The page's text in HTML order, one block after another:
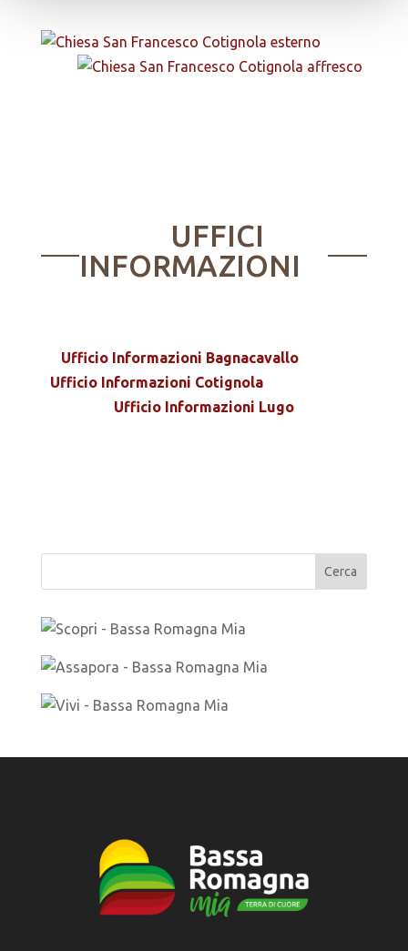
UFFICI
INFORMAZIONI
Ufficio Informazioni Bagnacavallo
Ufficio Informazioni Cotignola
Ufficio Informazioni Lugo